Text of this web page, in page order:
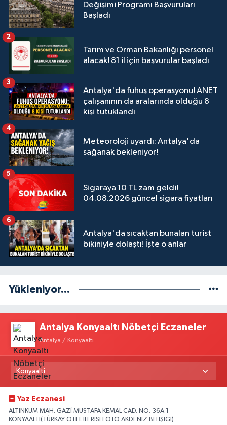
Değişimi Programı Başvuruları
Başladı
Tarım ve Orman Bakanlığı personel
alacak! 81 il için başvurular başladı
2
Antalya'da fuhuş operasyonu! ANET
çalışanının da aralarında olduğu 8
kişi tutuklandı
3
Meteoroloji uyardı: Antalya'da
sağanak bekleniyor!
4
Sigaraya 10 TL zam geldi!
04.08.2026 güncel sigara fiyatları
5
Antalya'da sıcaktan bunalan turist
bikiniyle dolaştı! İşte o anlar
6
Yükleniyor...
Antalya Konyaaltı Nöbetçi Eczaneler
Antalya / Konyaaltı
Yaz Eczanesi
ALTINKUM MAH. GAZİ MUSTAFA KEMAL CAD. NO: 36A 1
KONYAALTI(TÜRKAY OTEL İLERİSİ.FOTO AKDENİZ BİTİŞİĞİ)